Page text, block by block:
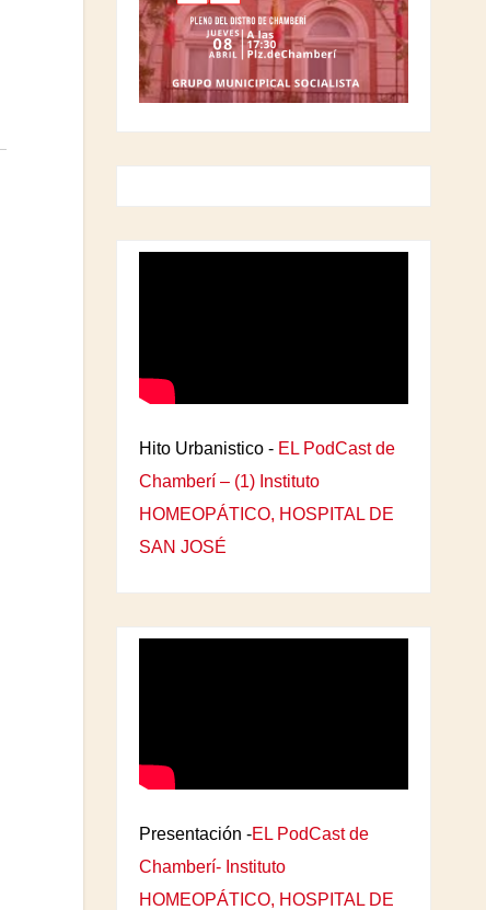
Hito Urbanistico - EL PodCast de
Chamberí – (1) Instituto
HOMEOPÁTICO, HOSPITAL DE
SAN JOSÉ
Presentación -EL PodCast de
Chamberí- Instituto
HOMEOPÁTICO, HOSPITAL DE